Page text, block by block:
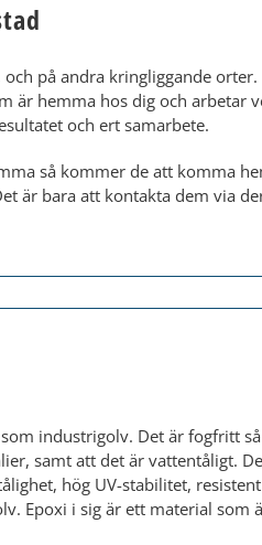
och på andra kringliggande
är hemma hos dig och arbetar
och ert samarbete.
så kommer de att komma
är bara att kontakta dem via
industrigolv. Det är fogfritt
samt att det är vattentåligt.
hög UV-stabilitet,
Epoxi i sig är ett material som